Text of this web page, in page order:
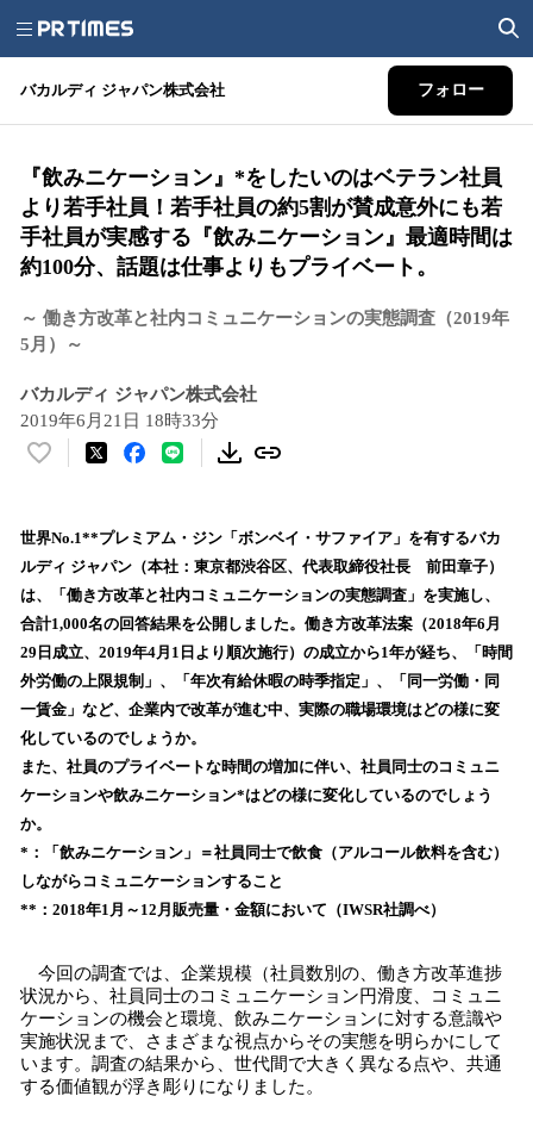
バカルディ ジャパン株式会社 フォロー
『飲みニケーション』*をしたいのはベテラン社員
より若手社員！若手社員の約5割が賛成意外にも若
手社員が実感する『飲みニケーション』最適時間は
約100分、話題は仕事よりもプライベート。
～ 働き方改革と社内コミュニケーションの実態調査（2019年
5月）～
バカルディ ジャパン株式会社
2019年6月21日 18時33分
い
！
数
読
込
み
中
で
す
世界No.1**プレミアム・ジン「ボンベイ・サファイア」を有するバカ
ルディ ジャパン（本社：東京都渋谷区、代表取締役社長 前田章子）
は、「働き方改革と社内コミュニケーションの実態調査」を実施し、
合計1,000名の回答結果を公開しました。働き方改革法案（2018年6月
29日成立、2019年4月1日より順次施行）の成立から1年が経ち、「時間
外労働の上限規制」、「年次有給休暇の時季指定」、「同一労働・同
一賃金」など、企業内で改革が進む中、実際の職場環境はどの様に変
化しているのでしょうか。
また、社員のプライベートな時間の増加に伴い、社員同士のコミュニ
ケーションや飲みニケーション*はどの様に変化しているのでしょう
か。
*：「飲みニケーション」＝社員同士で飲食（アルコール飲料を含む）
しながらコミュニケーションすること
**：2018年1月～12月販売量・金額において（IWSR社調べ）
今回の調査では、企業規模（社員数別の、働き方改革進捗
状況から、社員同士のコミュニケーション円滑度、コミュニ
ケーションの機会と環境、飲みニケーションに対する意識や
実施状況まで、さまざまな視点からその実態を明らかにして
います。調査の結果から、世代間で大きく異なる点や、共通
する価値観が浮き彫りになりました。